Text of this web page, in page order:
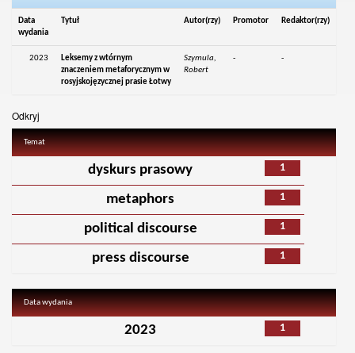
Data
wydania
Tytuł Autor(rzy) Promotor Redaktor(rzy)
2023
Leksemy z wtórnym
znaczeniem metaforycznym w
rosyjskojęzycznej prasie Łotwy
Szymula,
Robert
- -
Odkryj
Temat
1
dyskurs prasowy
1
metaphors
1
political discourse
1
press discourse
Data wydania
1
2023